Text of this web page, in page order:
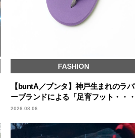
FASHION
【buntA／ブンタ】神戸生まれのラバ
ーブランドによる「足育フット・・・
2026.08.06